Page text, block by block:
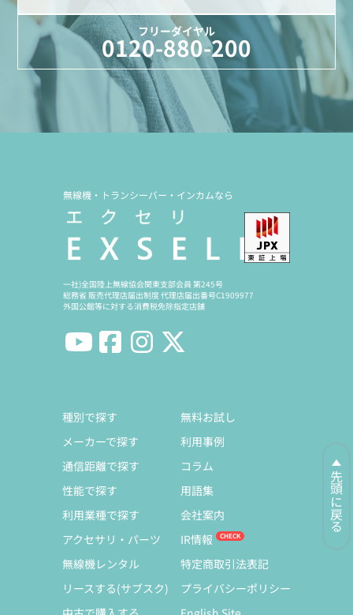
フリーダイヤル
0120-880-200
先頭に戻る
無線機・トランシーバー・インカムなら
一社)全国陸上無線協会関東支部会員 第245号
総務省 販売代理店届出制度 代理店届出番号C1909977
外国公館等に対する消費税免除指定店舗
種別で探す
メーカーで探す
通信距離で探す
性能で探す
利用業種で探す
アクセサリ・パーツ
無線機レンタル
リースする(サブスク)
無料お試し
利用事例
コラム
用語集
会社案内
IR情報
特定商取引法表記
プライバシーポリシー